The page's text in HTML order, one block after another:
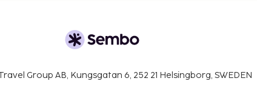
Group AB, Kungsgatan 6, 252 21 Helsingborg, SWEDEN